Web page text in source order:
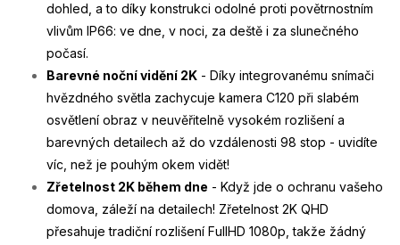
dohled, a to díky konstrukci odolné proti povětrnostním
vlivům IP66: ve dne, v noci, za deště i za slunečného
počasí.
Barevné noční vidění 2K - Díky integrovanému snímači
hvězdného světla zachycuje kamera C120 při slabém
osvětlení obraz v neuvěřitelně vysokém rozlišení a
barevných detailech až do vzdálenosti 98 stop - uvidíte
víc, než je pouhým okem vidět!
Zřetelnost 2K během dne - Když jde o ochranu vašeho
domova, záleží na detailech! Zřetelnost 2K QHD
přesahuje tradiční rozlišení FullHD 1080p, takže žádný